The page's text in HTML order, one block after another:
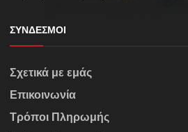
ΣΎΝΔΕΣΜΟΙ
Σχετικά με εμάς
Επικοινωνία
Τρόποι Πληρωμής